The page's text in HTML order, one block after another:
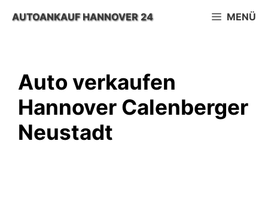
InhaltAUTOANKAUF HANNOVER 24 MENÜ
Auto verkaufen
Hannover Calenberger
Neustadt